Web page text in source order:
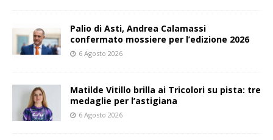
Palio di Asti, Andrea Calamassi
confermato mossiere per l’edizione 2026
6 Agosto 2026
Matilde Vitillo brilla ai Tricolori su pista: tre
medaglie per l’astigiana
6 Agosto 2026